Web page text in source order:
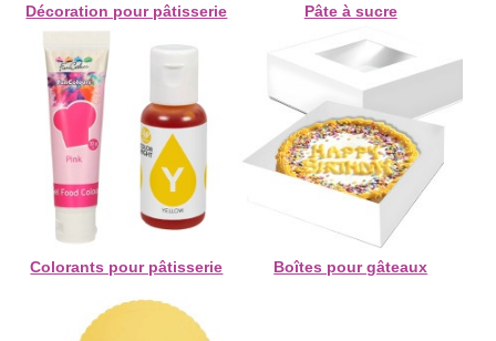
Décoration pour pâtisserie Pâte à sucre
Colorants pour pâtisserie Boîtes pour gâteaux